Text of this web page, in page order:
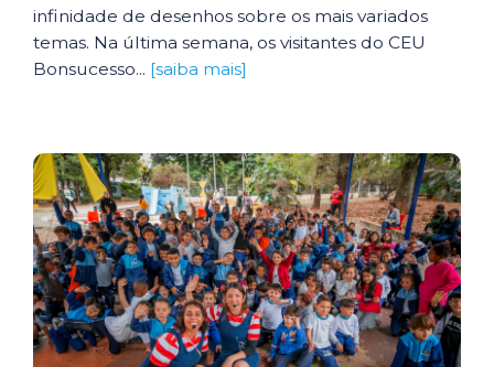
infinidade de desenhos sobre os mais variados
temas. Na última semana, os visitantes do CEU
Bonsucesso... [saiba mais]